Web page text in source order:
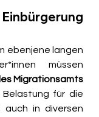
ebenjene langen
müssen
Migrationsamts
Belastung für die
in diversen